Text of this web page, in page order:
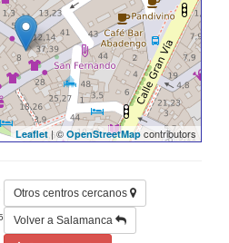
Leaflet | © OpenStreetMap contributors
Otros centros cercanos
Volver a Salamanca